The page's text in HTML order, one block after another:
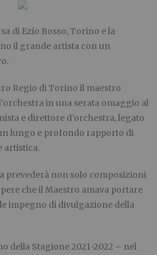
di Ezio Bosso, Torino e la
il grande artista con un
Regio di Torino il maestro
in una serata omaggio al
e direttore d’orchestra, legato
lungo e profondo rapporto di
artistica.
prevederà non solo composizioni
che il Maestro amava portare
impegno di divulgazione della
della Stagione 2021-2022 – nel